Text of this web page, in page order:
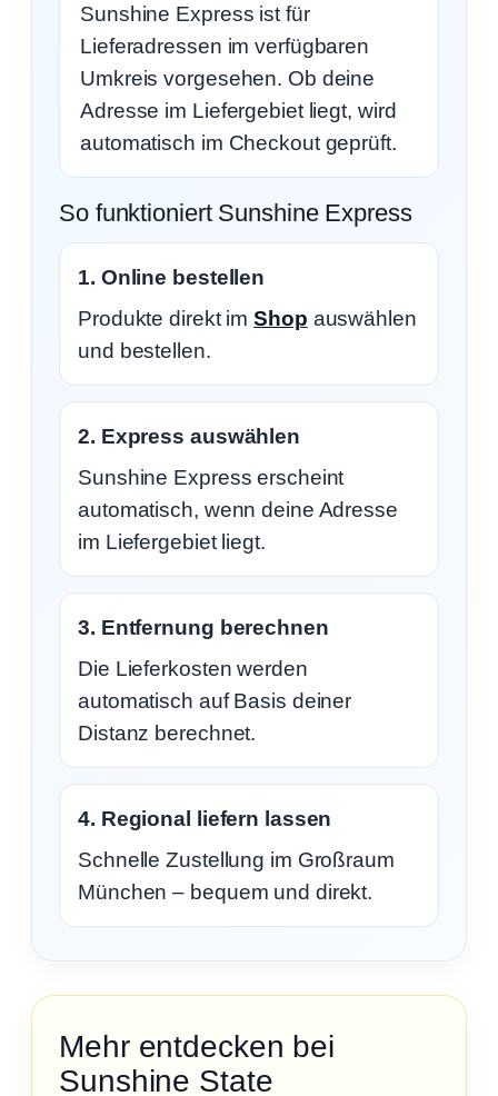
Sunshine Express ist für
Lieferadressen im verfügbaren
Umkreis vorgesehen. Ob deine
Adresse im Liefergebiet liegt, wird
automatisch im Checkout geprüft.
So funktioniert Sunshine Express
1. Online bestellen
Produkte direkt imShop auswählen
und bestellen.
2. Express auswählen
Sunshine Express erscheint
automatisch, wenn deine Adresse
im Liefergebiet liegt.
3. Entfernung berechnen
Die Lieferkosten werden
automatisch auf Basis deiner
Distanz berechnet.
4. Regional liefern lassen
Schnelle Zustellung im Großraum
München – bequem und direkt.
Mehr entdecken bei
Sunshine State